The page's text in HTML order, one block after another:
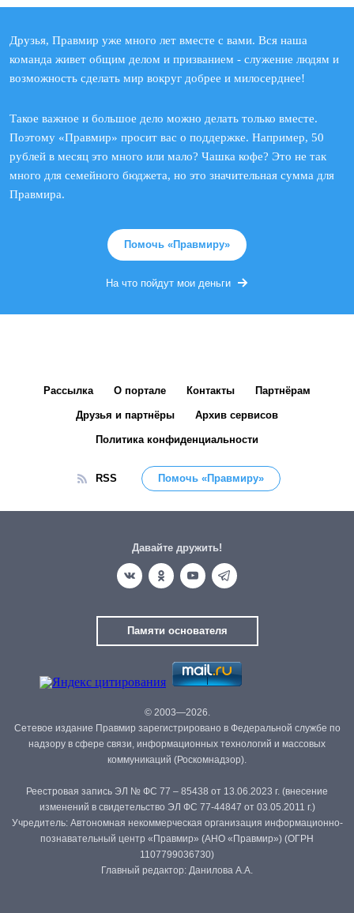
Друзья, Правмир уже много лет вместе с вами. Вся наша
команда живет общим делом и призванием - служение людям и
возможность сделать мир вокруг добрее и милосерднее!
Такое важное и большое дело можно делать только вместе.
Поэтому «Правмир» просит вас о поддержке. Например, 50
рублей в месяц это много или мало? Чашка кофе? Это не так
много для семейного бюджета, но это значительная сумма для
Правмира.
Помочь «Правмиру»
На что пойдут мои деньги
Рассылка О портале Контакты Партнёрам
Друзья и партнёры Архив сервисов
Политика конфиденциальности
RSS Помочь «Правмиру»
Давайте дружить!
Памяти основателя
© 2003—2026.
Сетевое издание Правмир зарегистрировано в Федеральной службе по
надзору в сфере связи, информационных технологий и массовых
коммуникаций (Роскомнадзор).
Реестровая запись ЭЛ № ФС 77 – 85438 от 13.06.2023 г. (внесение
изменений в свидетельство ЭЛ ФС 77-44847 от 03.05.2011 г.)
Учредитель: Автономная некоммерческая организация информационно-
познавательный центр «Правмир» (АНО «Правмир») (ОГРН
1107799036730)
Главный редактор: Данилова А.А.